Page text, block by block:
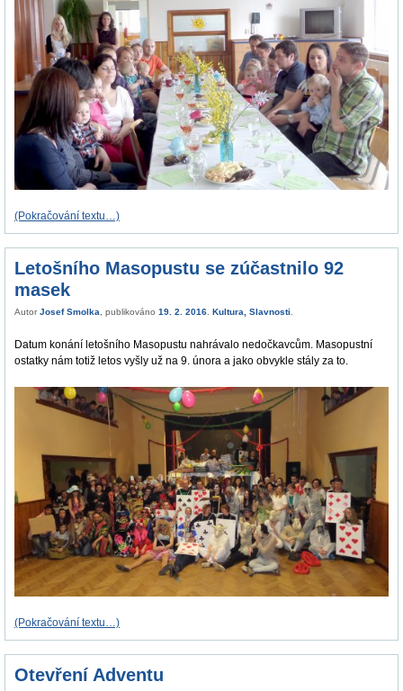
(Pokračování textu…)
Letošního Masopustu se zúčastnilo 92
masek
Autor Josef Smolka , publikováno 19. 2. 2016 Kultura Slavnosti
Datum konání letošního Masopustu nahrávalo nedočkavcům. Masopustní
ostatky nám totiž letos vyšly už na 9. února a jako obvykle stály za to.
(Pokračování textu…)
Otevření Adventu